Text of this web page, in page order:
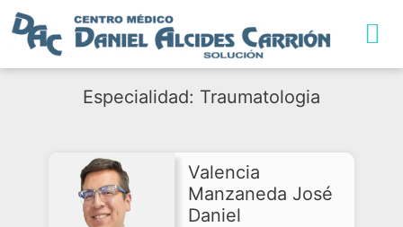
Especialidad: Traumatologia
Valencia
Manzaneda José
Daniel